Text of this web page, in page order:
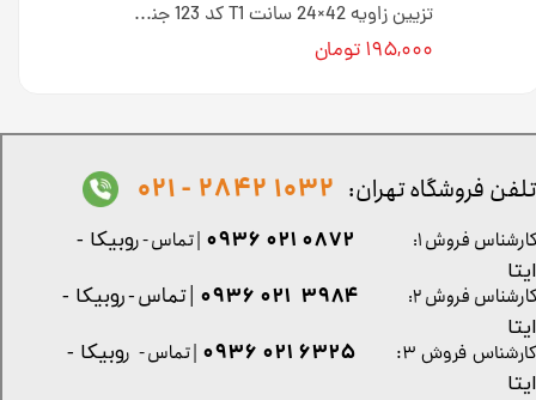
تزیین زاویه 42×24 سانت T1 کد 123 جنس پلی استایرن [انبار اصفهان]
۱۹۵,۰۰۰ تومان
کارشناس فروش ۳: ۶۳۲۵ ۰۲۱ ۰۹۳۶ | تماس - روبیکا -
ایتا
تلفن فروشگاه تهران: 1032 2842 - 021
کارشناس فروش ۱: 0872 021 0936 | تماس - روبیکا -
ایتا
کارشناس فروش ۲:
۳۹۸۴ ۰۲۱ ۰۹۳۶ | تماس - روبیکا -
ایتا